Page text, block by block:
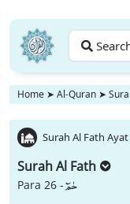
Home ➤ Al-Quran ➤
Surah Al Fath
Surah Al Fath
Para 26 -حٰمٓ